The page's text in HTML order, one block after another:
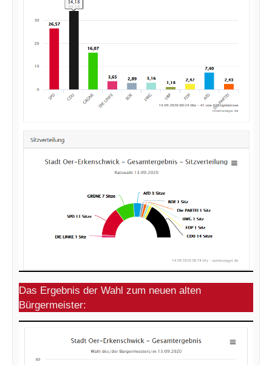
Das Ergebnis der Wahl zum neuen alten
Bürgermeister: